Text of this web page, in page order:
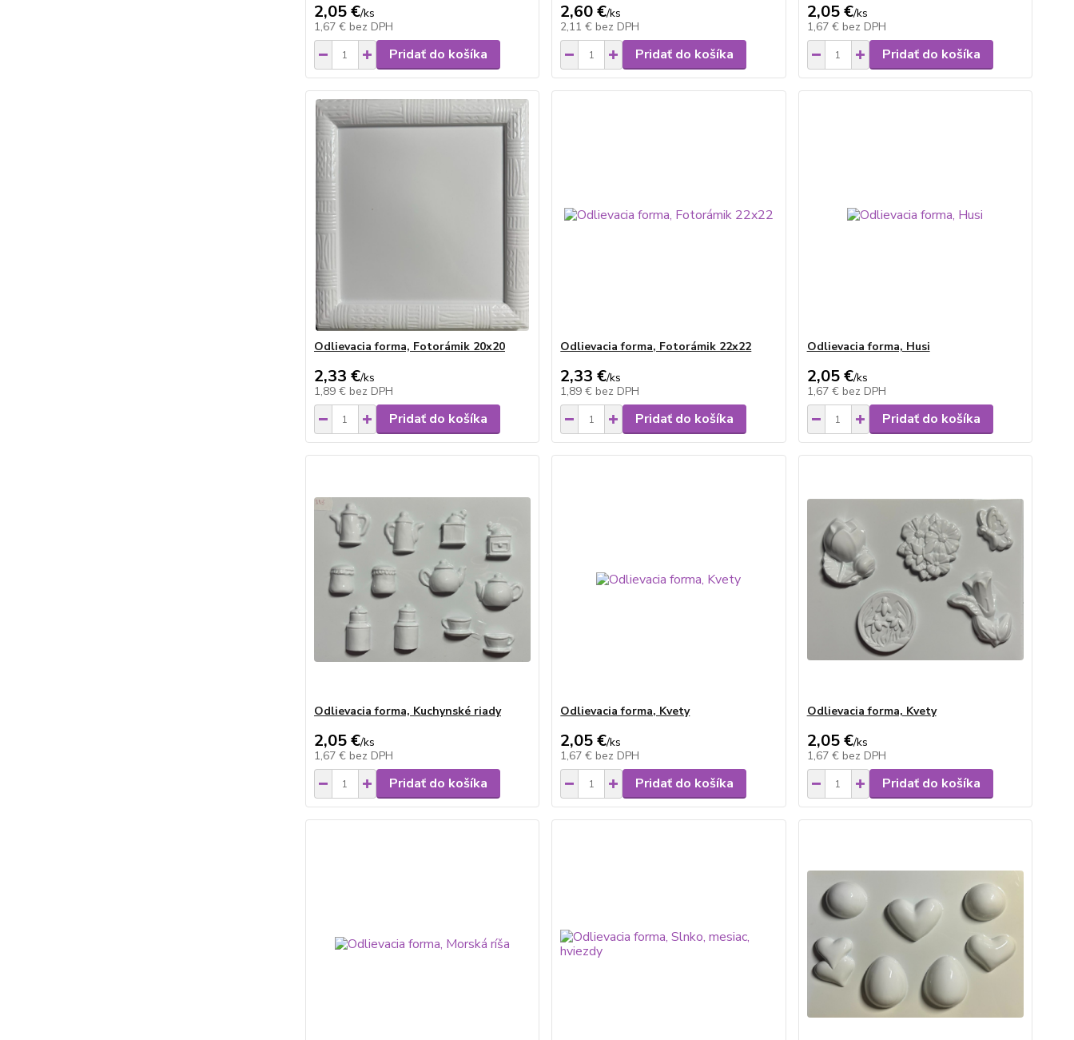
2,05 €/ks
1,67 € bez DPH
Pridať do košíka
2,60 €/ks
2,11 € bez DPH
Pridať do košíka
2,05 €/ks
1,67 € bez DPH
Pridať do košíka
Odlievacia forma, Fotorámik 20x20
2,33 €/ks
1,89 € bez DPH
Pridať do košíka
Odlievacia forma, Fotorámik 22x22
2,33 €/ks
1,89 € bez DPH
Pridať do košíka
Odlievacia forma, Husi
2,05 €/ks
1,67 € bez DPH
Pridať do košíka
Odlievacia forma, Kuchynské riady
2,05 €/ks
1,67 € bez DPH
Pridať do košíka
Odlievacia forma, Kvety
2,05 €/ks
1,67 € bez DPH
Pridať do košíka
Odlievacia forma, Kvety
2,05 €/ks
1,67 € bez DPH
Pridať do košíka